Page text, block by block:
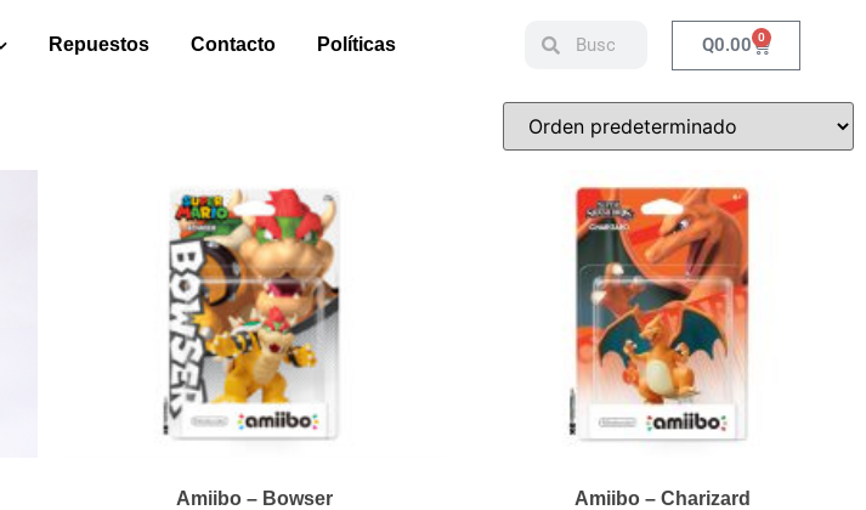
Repuestos Contacto Políticas Q0.00 0
Amiibo – Bowser Amiibo – Charizard